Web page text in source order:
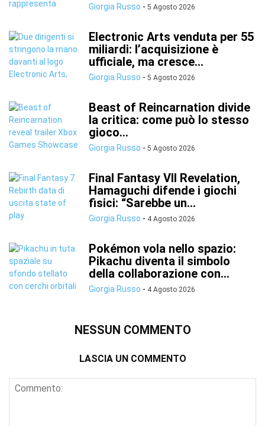
Giorgia Russo - 5 Agosto 2026
Electronic Arts venduta per 55
miliardi: l’acquisizione è
ufficiale, ma cresce...
Giorgia Russo - 5 Agosto 2026
Beast of Reincarnation divide
la critica: come può lo stesso
gioco...
Giorgia Russo - 5 Agosto 2026
Final Fantasy VII Revelation,
Hamaguchi difende i giochi
fisici: “Sarebbe un...
Giorgia Russo - 4 Agosto 2026
Pokémon vola nello spazio:
Pikachu diventa il simbolo
della collaborazione con...
Giorgia Russo - 4 Agosto 2026
NESSUN COMMENTO
LASCIA UN COMMENTO